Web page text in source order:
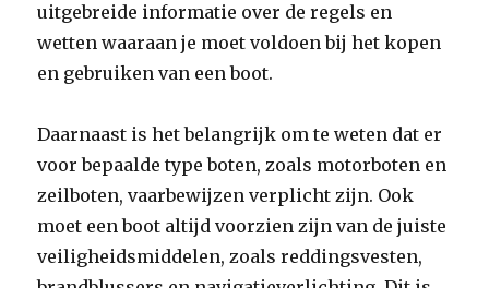
uitgebreide informatie over de regels en
wetten waaraan je moet voldoen bij het kopen
en gebruiken van een boot.
Daarnaast is het belangrijk om te weten dat er
voor bepaalde type boten, zoals motorboten en
zeilboten, vaarbewijzen verplicht zijn. Ook
moet een boot altijd voorzien zijn van de juiste
veiligheidsmiddelen, zoals reddingsvesten,